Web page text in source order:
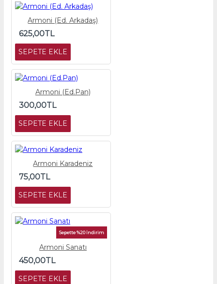
Armoni (Ed. Arkadaş)
625,00TL
SEPETE EKLE
Armoni (Ed.Pan)
300,00TL
SEPETE EKLE
Armoni Karadeniz
75,00TL
SEPETE EKLE
Sepette %20 İndirim
Armoni Sanatı
450,00TL
SEPETE EKLE